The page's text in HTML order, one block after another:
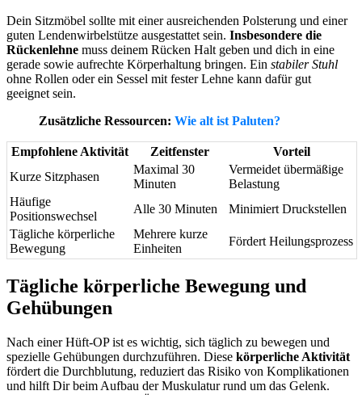
Dein Sitzmöbel sollte mit einer ausreichenden Polsterung und einer
guten Lendenwirbelstütze ausgestattet sein. Insbesondere die
Rückenlehne muss deinem Rücken Halt geben und dich in eine
gerade sowie aufrechte Körperhaltung bringen. Ein stabiler Stuhl
ohne Rollen oder ein Sessel mit fester Lehne kann dafür gut
geeignet sein.
Zusätzliche Ressourcen: Wie alt ist Paluten?
Empfohlene Aktivität Zeitfenster
Vorteil
Kurze Sitzphasen
Maximal 30
Minuten
Vermeidet übermäßige
Belastung
Häufige
Positionswechsel
Alle 30 Minuten
Minimiert Druckstellen
Tägliche körperliche
Bewegung
Mehrere kurze
Einheiten
Fördert Heilungsprozess
Tägliche körperliche Bewegung und
Gehübungen
Nach einer Hüft-OP ist es wichtig, sich täglich zu bewegen und
spezielle Gehübungen durchzuführen. Diese körperliche Aktivität
fördert die Durchblutung, reduziert das Risiko von Komplikationen
und hilft Dir beim Aufbau der Muskulatur rund um das Gelenk.